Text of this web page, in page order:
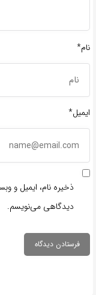
نام*
ایمیل*
ذخیره نام، ایمیل و
دیدگاهی می‌نویسم.